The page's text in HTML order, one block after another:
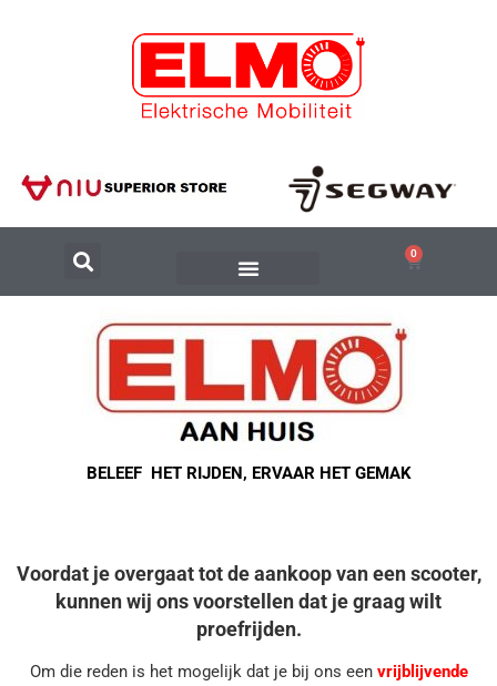
0
BELEEF HET RIJDEN, ERVAAR HET GEMAK
Voordat je overgaat tot de aankoop van een scooter,
kunnen wij ons voorstellen dat je graag wilt
proefrijden.
Om die reden is het mogelijk dat je bij ons een vrijblijvende